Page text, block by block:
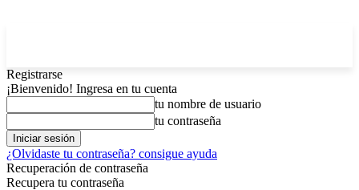
Registrarse
¡Bienvenido! Ingresa en tu cuenta
tu nombre de usuario
tu contraseña
¿Olvidaste tu contraseña? consigue ayuda
Recuperación de contraseña
Recupera tu contraseña